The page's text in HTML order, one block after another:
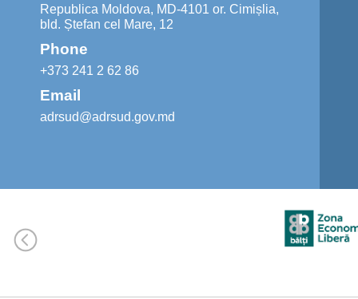
Republica Moldova, MD-4101 or. Cimișlia,
bld. Ștefan cel Mare, 12
Phone
+373 241 2 62 86
Email
adrsud@adrsud.gov.md